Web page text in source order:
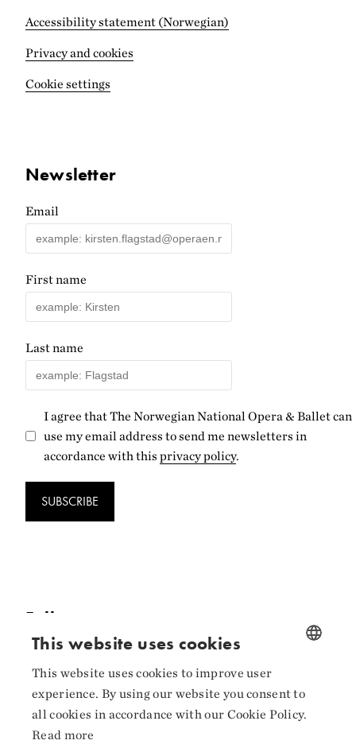
Accessibility statement (Norwegian)
Privacy and cookies
Cookie settings
Newsletter
Email
First name
Last name
I agree that The Norwegian National Opera & Ballet can
use my email address to send me newsletters in
accordance with this privacy policy.
SUBSCRIBE
Follow us
Facebook
LinkedIn
NORWEGIAN
ENGLISH
This website uses cookies
This website uses cookies to improve user
experience. By using our website you consent to
all cookies in accordance with our Cookie Policy.
Read more